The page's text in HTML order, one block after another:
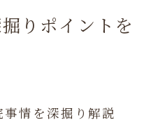
りポイントを
情を深掘り解説